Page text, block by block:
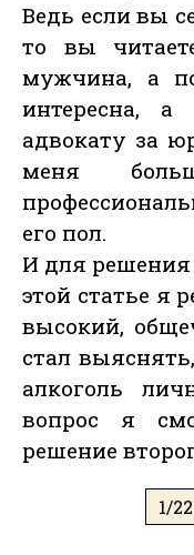
Ведь если вы
то вы
мужчина, а
интересна,
адвокату за
меня
его пол.
И для решения
этой статье я
высокий,
стал
алкоголь
вопрос я
решение
1/22